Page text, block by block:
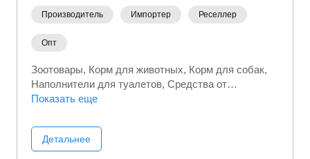
Производитель Импортер Реселлер
Опт
Зоотовары Корм для животных Корм для собак
Наполнители для туалетов Средства от
паразитов Уход за питомцем
Показать еще
Детальнее